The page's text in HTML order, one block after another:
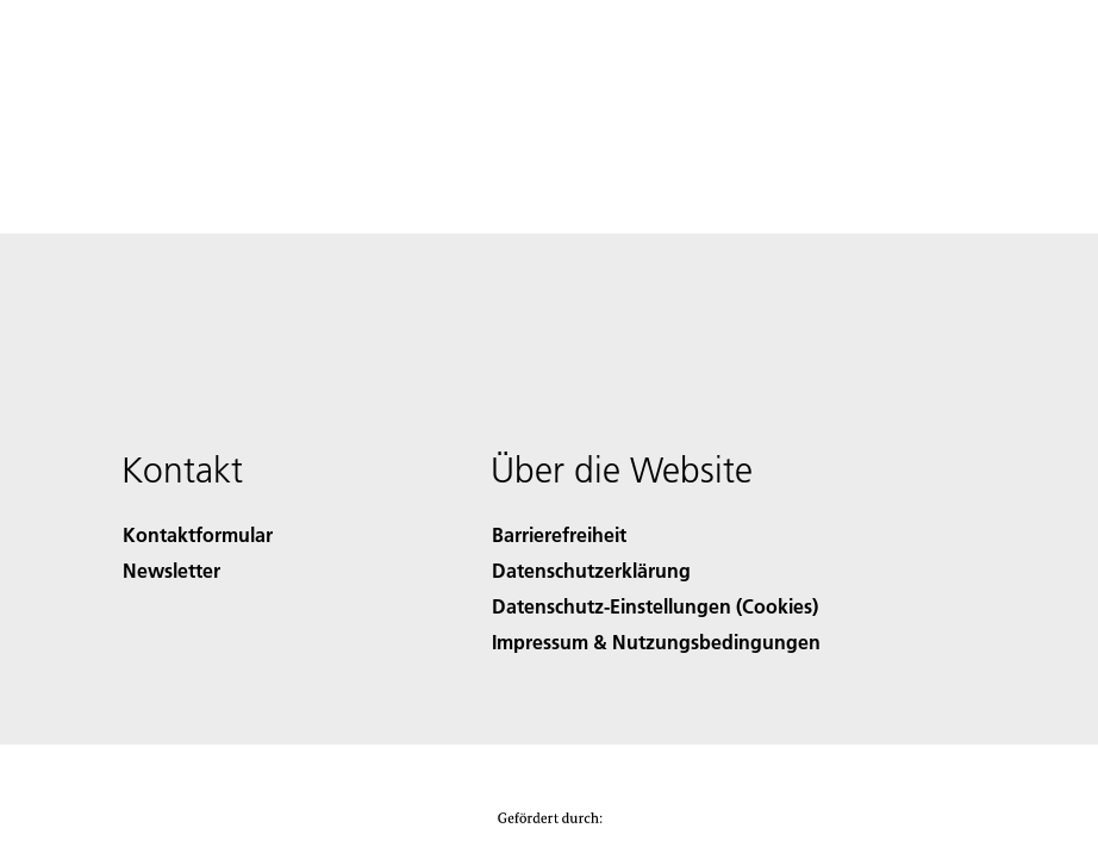
Kontakt
Kontaktformular
Newsletter
Über die Website
Barrierefreiheit
Datenschutzerklärung
Datenschutz-Einstellungen (Cookies)
Impressum & Nutzungsbedingungen